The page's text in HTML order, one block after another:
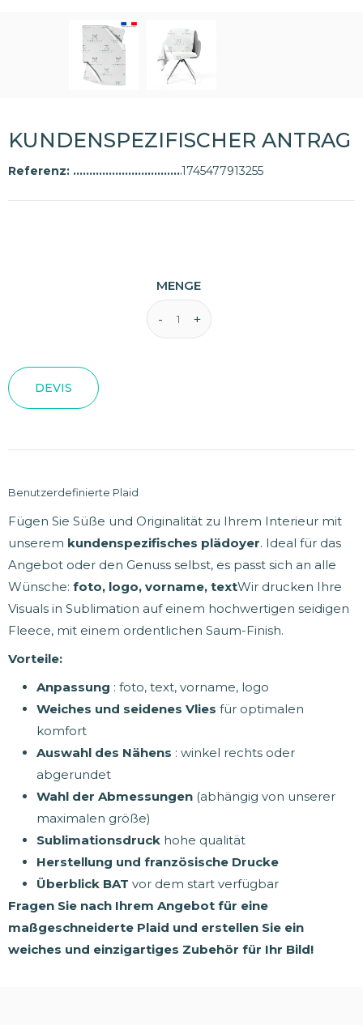
KUNDENSPEZIFISCHER ANTRAG
Referenz: 1745477913255
MENGE
DEVIS
Benutzerdefinierte Plaid
Fügen Sie Süße und Originalität zu Ihrem Interieur mit
unserem kundenspezifisches plädoyer. Ideal für das
Angebot oder den Genuss selbst, es passt sich an alle
Wünsche: foto, logo, vorname, textWir drucken Ihre
Visuals in Sublimation auf einem hochwertigen seidigen
Fleece, mit einem ordentlichen Saum-Finish.
Vorteile:
Anpassung : foto, text, vorname, logo
Weiches und seidenes Vlies für optimalen
komfort
Auswahl des Nähens : winkel rechts oder
abgerundet
Wahl der Abmessungen (abhängig von unserer
maximalen größe)
Sublimationsdruck hohe qualität
Herstellung und französische Drucke
Überblick BAT vor dem start verfügbar
Fragen Sie nach Ihrem Angebot für eine
maßgeschneiderte Plaid und erstellen Sie ein
weiches und einzigartiges Zubehör für Ihr Bild!